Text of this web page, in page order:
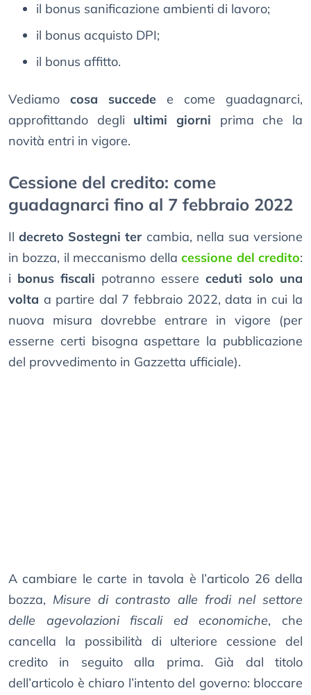
il bonus sanificazione ambienti di lavoro;
il bonus acquisto DPI;
il bonus affitto.
Vediamo cosa succede e come guadagnarci,
approfittando degli ultimi giorni prima che la
novità entri in vigore.
Cessione del credito: come
guadagnarci fino al 7 febbraio 2022
Ildecreto Sostegni ter cambia, nella sua versione
in bozza, il meccanismo dellacessione del credito:
i bonus fiscali potranno essere ceduti solo una
volta a partire dal 7 febbraio 2022, data in cui la
nuova misura dovrebbe entrare in vigore (per
esserne certi bisogna aspettare la pubblicazione
del provvedimento in Gazzetta ufficiale).
A cambiare le carte in tavola è l’articolo 26 della
bozza, Misure di contrasto alle frodi nel settore
delle agevolazioni fiscali ed economiche, che
cancella la possibilità di ulteriore cessione del
credito in seguito alla prima. Già dal titolo
dell’articolo è chiaro l’intento del governo: bloccare